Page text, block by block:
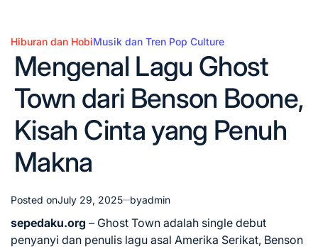
Posted
Hiburan dan HobiMusik dan Tren Pop Culture
Mengenal Lagu Ghost
Town dari Benson Boone,
Kisah Cinta yang Penuh
Makna
Posted onJuly 29, 2025 byadmin
sepedaku.org – Ghost Town adalah single debut
penyanyi dan penulis lagu asal Amerika Serikat, Benson